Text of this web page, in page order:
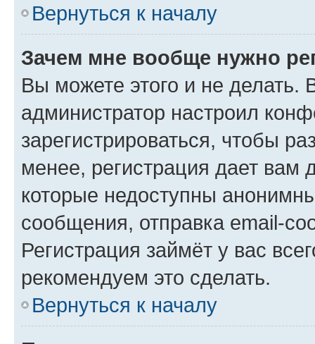
Вернуться к началу
Зачем мне вообще нужно
Вы можете этого и не делать.
администратор настроил
зарегистрироваться, чтобы
менее, регистрация дает вам
которые недоступны
сообщения, отправка email-
Регистрация займёт у вас
рекомендуем это сделать.
Вернуться к началу